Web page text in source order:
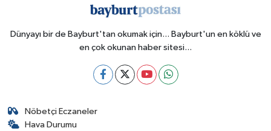
Dünyayı bir de Bayburt'tan okumak için... Bayburt'un en köklü ve
en çok okunan haber sitesi...
Nöbetçi Eczaneler
Hava Durumu